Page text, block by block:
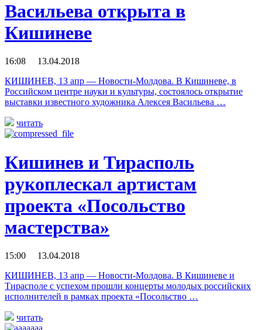
Васильева открыта в
Кишиневе
16:08 13.04.2018
КИШИНЕВ, 13 апр — Новости-Молдова. В Кишиневе, в
Российском центре науки и культуры, состоялось открытие
выставки известного художника Алексея Васильева …
читать
Кишинев и Тирасполь
рукоплескал артистам
проекта «Посольство
мастерства»
15:00 13.04.2018
КИШИНЕВ, 13 апр — Новости-Молдова. В Кишиневе и
Тирасполе с успехом прошли концерты молодых российских
исполнителей в рамках проекта «Посольство …
читать